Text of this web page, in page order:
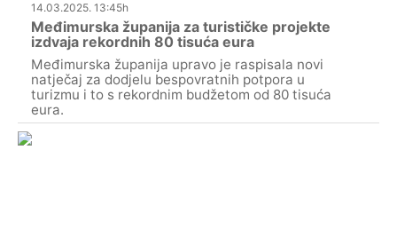
14.03.2025. 13:45h
Međimurska županija za turističke projekte
izdvaja rekordnih 80 tisuća eura
Međimurska županija upravo je raspisala novi
natječaj za dodjelu bespovratnih potpora u
turizmu i to s rekordnim budžetom od 80 tisuća
eura.